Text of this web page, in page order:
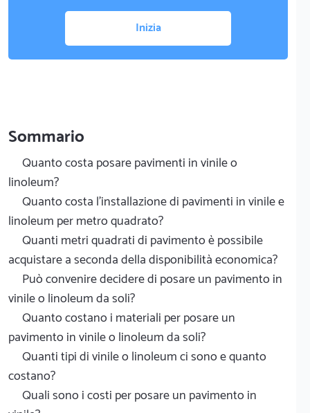
Inizia
Sommario
Quanto costa posare pavimenti in vinile o
linoleum?
Quanto costa l'installazione di pavimenti in vinile e
linoleum per metro quadrato?
Quanti metri quadrati di pavimento è possibile
acquistare a seconda della disponibilità economica?
Può convenire decidere di posare un pavimento in
vinile o linoleum da soli?
Quanto costano i materiali per posare un
pavimento in vinile o linoleum da soli?
Quanti tipi di vinile o linoleum ci sono e quanto
costano?
Quali sono i costi per posare un pavimento in